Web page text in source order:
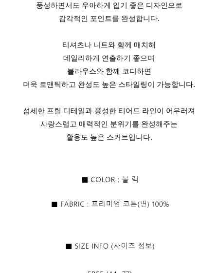
풍성하면서도 우아하게 입기 좋은 디자인으로
감각적인 포인트를 완성합니다.
티셔츠나 니트와 함께 매치해
데일리하게 연출하기 좋으며
블라우스와 함께 코디하면
더욱 로맨틱하고 완성도 높은 스타일링이 가능합니다.
섬세한 프릴 디테일과 풍성한 티어드 라인이 어우러져
사랑스럽고 매력적인 분위기를 완성해주는